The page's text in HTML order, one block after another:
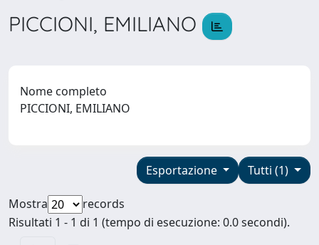
PICCIONI, EMILIANO
Nome completo
PICCIONI, EMILIANO
Tutti (1)
Esportazione
Mostra
records
Risultati 1 - 1 di 1 (tempo di esecuzione: 0.0 secondi).